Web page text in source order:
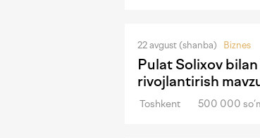
22 avgust (shanba) Biznes
Pulat Solixov
rivojlantirish
Toshkent 500 000